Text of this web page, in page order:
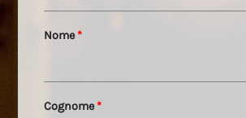
Nome*
Cognome*